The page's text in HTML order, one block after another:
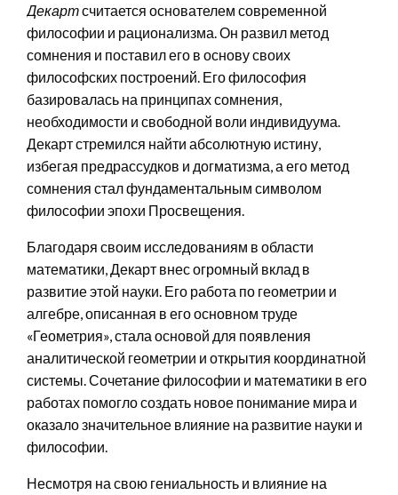
Декартсчитается основателем современной
философии и рационализма. Он развил метод
сомнения и поставил его в основу своих
философских построений. Его философия
базировалась на принципах сомнения,
необходимости и свободной воли индивидуума.
Декарт стремился найти абсолютную истину,
избегая предрассудков и догматизма, а его метод
сомнения стал фундаментальным символом
философии эпохи Просвещения.
Благодаря своим исследованиям в области
математики, Декарт внес огромный вклад в
развитие этой науки. Его работа по геометрии и
алгебре, описанная в его основном труде
«Геометрия», стала основой для появления
аналитической геометрии и открытия координатной
системы. Сочетание философии и математики в его
работах помогло создать новое понимание мира и
оказало значительное влияние на развитие науки и
философии.
Несмотря на свою гениальность и влияние на